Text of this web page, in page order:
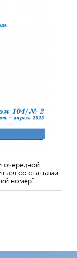
очередной
со статьями
номер"